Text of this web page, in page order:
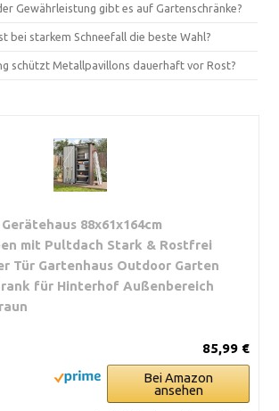
Gewährleistung gibt es auf Gartenschränke?
bei starkem Schneefall die beste Wahl?
schützt Metallpavillons dauerhaft vor Rost?
88x61x164cm
mit Pultdach Stark & Rostfrei
Tür Gartenhaus Outdoor Garten
für Hinterhof Außenbereich
85,99 €
Bei Amazon
ansehen